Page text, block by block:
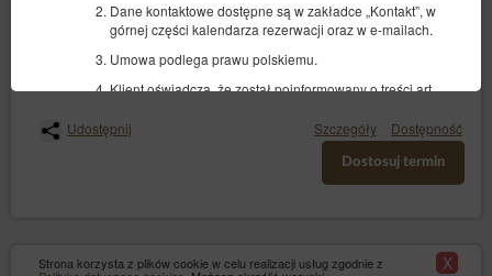
Dane kontaktowe dostępne są w zakładce „Kontakt”, w
górnej części kalendarza rezerwacji oraz w e-mailach.
Umowa podlega prawu polskiemu.
Klient oświadcza, że został poinformowany o treści art.
konsumenta, zgodnie z którym w przypadku umów o
świadczenie usług w zakresie zakwaterowania, innych
niż do celów mieszkalnych, konsumentowi nie
przysługuje przewidziane w art. 27 tej ustawy prawo do
Zamknij
Proponowany inny termin(obiekt niedostępny w wybranym terminie):
17.08.2026 - 20.08.2026 (3 noce)
Udostępnij Szczegóły Dostępność
Dostosuj termin
Strona korzysta z plików cookie w celu realizacji usług zgodnie z X